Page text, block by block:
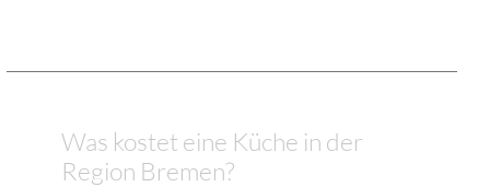
Was kostet eine Küche in der
Region Bremen?